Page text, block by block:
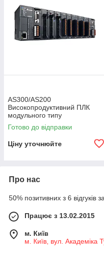
AS300/AS200
Високопродуктивний ПЛК
модульного типу
Готово до відправки
Ціну уточнюйте
Про нас
50% позитивних з 6 відгуків
Працює з 13.02.2015
м. Київ
м. Київ, вул. Академіка